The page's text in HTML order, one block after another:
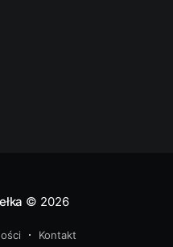
© 2026
Kontakt